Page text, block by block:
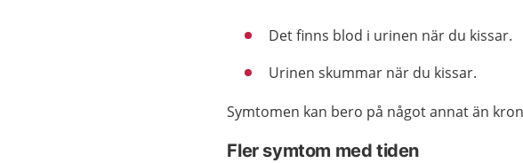
Det finns blod i urinen när du kissar.
Urinen skummar när du kissar.
Symtomen kan bero på något annat än
Fler symtom med tiden